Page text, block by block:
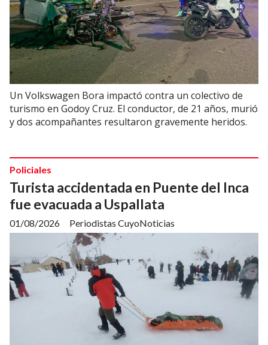
Un Volkswagen Bora impactó contra un colectivo de
turismo en Godoy Cruz. El conductor, de 21 años, murió
y dos acompañantes resultaron gravemente heridos.
Turista accidentada en Puente del Inca
fue evacuada a Uspallata
Periodistas CuyoNoticias
Policiales
01/08/2026